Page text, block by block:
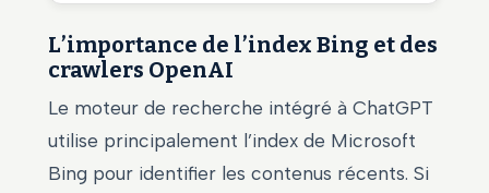
L’importance de l’index Bing et des
crawlers OpenAI
Le moteur de recherche intégré à ChatGPT
utilise principalement l’index de Microsoft
Bing pour identifier les contenus récents. Si